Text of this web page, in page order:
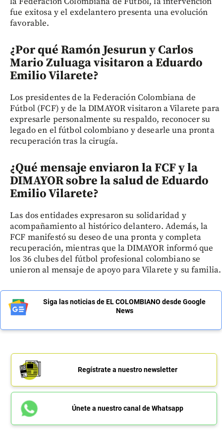
fue exitosa y el exdelantero presenta una evolución
favorable.
¿Por qué Ramón Jesurun y Carlos
Mario Zuluaga visitaron a Eduardo
Emilio Vilarete?
Los presidentes de la Federación Colombiana de
Fútbol (FCF) y de la DIMAYOR visitaron a Vilarete para
expresarle personalmente su respaldo, reconocer su
legado en el fútbol colombiano y desearle una pronta
recuperación tras la cirugía.
¿Qué mensaje enviaron la FCF y la
DIMAYOR sobre la salud de Eduardo
Emilio Vilarete?
Las dos entidades expresaron su solidaridad y
acompañamiento al histórico delantero. Además, la
FCF manifestó su deseo de una pronta y completa
recuperación, mientras que la DIMAYOR informó que
los 36 clubes del fútbol profesional colombiano se
unieron al mensaje de apoyo para Vilarete y su familia.
Siga las noticias de EL COLOMBIANO desde Google
News
Regístrate a nuestro newsletter
Únete a nuestro canal de Whatsapp